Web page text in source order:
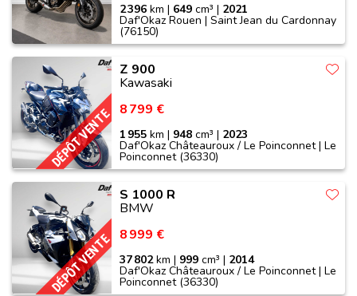
2 396 km | 649 cm³ | 2021
Daf'Okaz Rouen | Saint Jean du Cardonnay
(76150)
DÉPÔT VENTE
Z 900
Kawasaki
8 799 €
1 955 km | 948 cm³ | 2023
Daf'Okaz Châteauroux / Le Poinconnet | Le
Poinconnet (36330)
DÉPÔT VENTE
S 1000 R
BMW
8 999 €
37 802km | 999 cm³ | 2014
Daf'Okaz Châteauroux / Le Poinconnet | Le
Poinconnet (36330)